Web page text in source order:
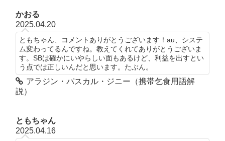
かおる
2025.04.20
ともちゃん、コメントありがとうございます！au、システ
ム変わってるんですね。教えてくれてありがとうございま
す。SBは確かにいやらしい面もあるけど、利益を出すとい
う点では正しいんだと思います。たぶん。
アラジン・パスカル・ジニー（携帯乞食用語解
説）
ともちゃん
2025.04.16